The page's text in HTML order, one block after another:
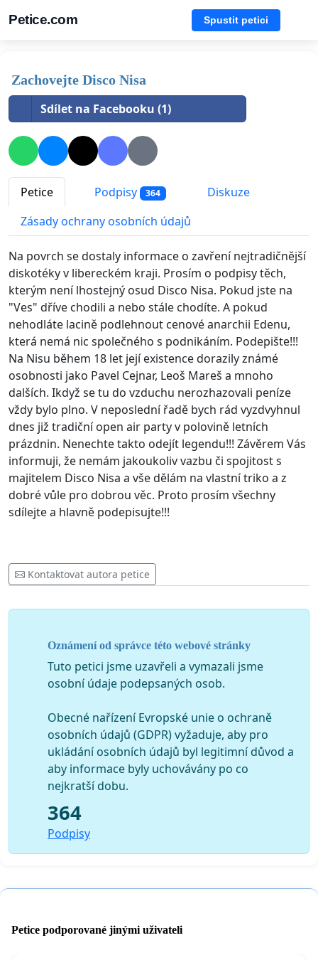
Petice.com Spustit petici
Zachovejte Disco Nisa
Sdílet na Facebooku (1)
Petice Podpisy 364
Diskuze
Zásady ochrany osobních údajů
Na povrch se dostaly informace o zavření nejtradičnější
diskotéky v libereckém kraji. Prosím o podpisy těch,
kterým není lhostejný osud Disco Nisa. Pokud jste na
"Ves" dříve chodili a nebo stále chodíte. A pokud
nehodláte lacině podlehnout cenové anarchii Edenu,
která nemá nic společného s podnikáním. Podepište!!!
Na Nisu během 18 let její existence dorazily známé
osobnosti jako Pavel Cejnar, Leoš Mareš a mnoho
dalších. Ikdyž se tu do vzduchu nerozhazovali peníze
vždy bylo plno. V neposlední řadě bych rád vyzdvyhnul
dnes již tradiční open air party v polovině letních
prázdnin. Nenechte takto odejít legendu!!! Závěrem Vás
informuji, že nemám jakoukoliv vazbu či spojitost s
majitelem Disco Nisa a vše dělám na vlastní triko a z
dobré vůle pro dobrou věc. Proto prosím všechny
sdílejte a hlavně podepisujte!!!
Kontaktovat autora petice
Oznámení od správce této webové stránky
Tuto petici jsme uzavřeli a vymazali jsme
osobní údaje podepsaných osob.
Obecné nařízení Evropské unie o ochraně
osobních údajů (GDPR) vyžaduje, aby pro
ukládání osobních údajů byl legitimní důvod a
aby informace byly uchovávány po co
nejkratší dobu.
364
Podpisy
Petice podporované jinými uživateli